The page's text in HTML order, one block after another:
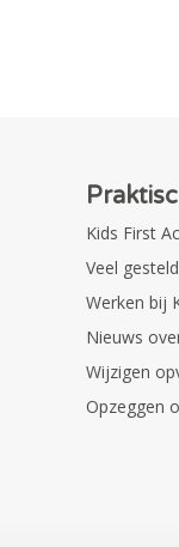
Kids First
Veel
Werken bij
Nieuws
Wijzigen
Opzeggen